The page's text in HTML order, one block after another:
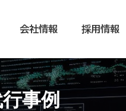
会社情報 採用情報
事例